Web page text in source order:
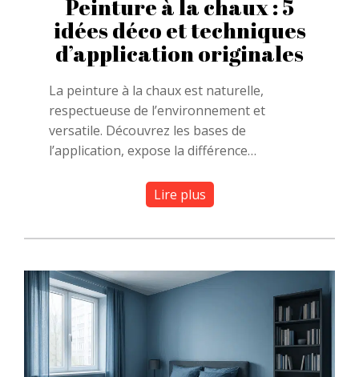
Peinture à la chaux : 5
idées déco et techniques
d’application originales
La peinture à la chaux est naturelle,
respectueuse de l’environnement et
versatile. Découvrez les bases de
l’application, expose la différence…
Lire plus